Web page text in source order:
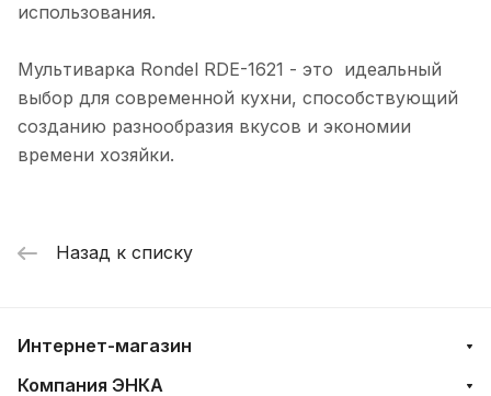
использования.
Мультиварка Rondel RDE-1621 - это идеальный
выбор для современной кухни, способствующий
созданию разнообразия вкусов и экономии
времени хозяйки.
Назад к списку
Интернет-магазин
Компания ЭНКА